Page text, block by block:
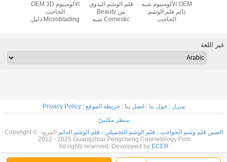
الألومنيوم OEM 3D
الحاجب
Microblading دليل
قلم الوشم اليدوي
من Beauty
Comestic شبه
OEM الألومنيوم شبه
دائم قلم الوشم
الحاجب
غير اللغة
منزل |حول بنا اتصل بنا |خريطة الموقع |
Privacy Policy
منظر مكتبيّ
الصين قلم وشم الحواجب ، قلم الوشم التجميلي ، قلم الوشم الدائم
المزود. Copyright ©
2012 - 2025 Guangzhou Pengcheng Cosmetology Firm.
All rights reserved. Developed by ECER